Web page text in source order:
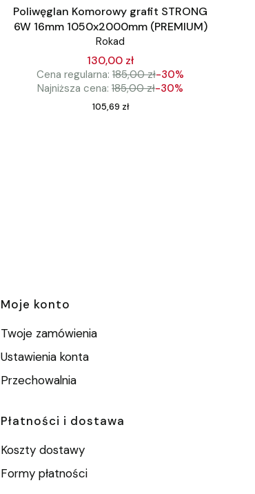
Poliwęglan Komorowy grafit STRONG
6W 16mm 1050x2000mm (PREMIUM)
Rokad
130,00 zł
Cena regularna: 185,00 zł-30%
Najniższa cena: 185,00 zł-30%
Cena
105,69 zł
Moje konto
Twoje zamówienia
Ustawienia konta
Przechowalnia
Płatności i dostawa
Koszty dostawy
Formy płatności